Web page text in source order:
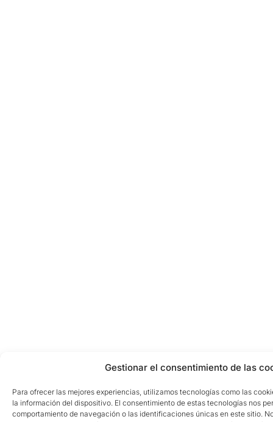
Gestionar el consentimiento de las
Para ofrecer las mejores experiencias, utilizamos tecnologías como las
la información del dispositivo. El consentimiento de estas tecnologías nos
comportamiento de navegación o las identificaciones únicas en este sitio.